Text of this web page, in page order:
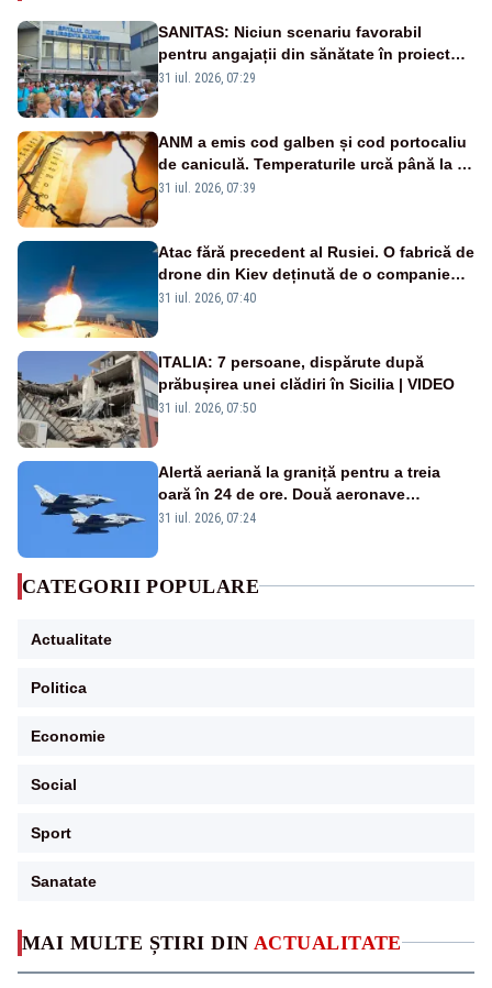
MAI MULTE ȘTIRI DIN ACTUALITATE
SANITAS: Niciun scenariu favorabil
pentru angajații din sănătate în proiectul
Legii salarizării
31 iul. 2026, 07:29
ANM a emis cod galben și cod portocaliu
de caniculă. Temperaturile urcă până la 38
de grade, iar nopțile devin tropicale
31 iul. 2026, 07:39
Atac fără precedent al Rusiei. O fabrică de
drone din Kiev deținută de o companie
americană, distrusă de o rachetă
31 iul. 2026, 07:40
ITALIA: 7 persoane, dispărute după
prăbușirea unei clădiri în Sicilia | VIDEO
31 iul. 2026, 07:50
Alertă aeriană la graniță pentru a treia
oară în 24 de ore. Două aeronave
Eurofighter britanice au fost ridicate de la
31 iul. 2026, 07:24
CATEGORII POPULARE
Actualitate
Politica
Economie
Social
Sport
Sanatate